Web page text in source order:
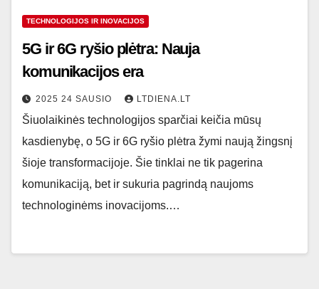
TECHNOLOGIJOS IR INOVACIJOS
5G ir 6G ryšio plėtra: Nauja
komunikacijos era
2025 24 SAUSIO LTDIENA.LT
Šiuolaikinės technologijos sparčiai keičia mūsų
kasdienybę, o 5G ir 6G ryšio plėtra žymi naują žingsnį
šioje transformacijoje. Šie tinklai ne tik pagerina
komunikaciją, bet ir sukuria pagrindą naujoms
technologinėms inovacijoms.…